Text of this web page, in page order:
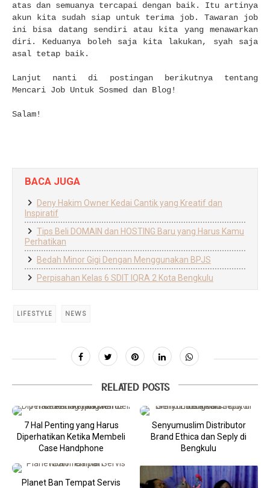
atas dan semuanya tercapai dengan baik. Itu artinya
akun kita sudah siap untuk terima job. Tawaran job
ini bisa datang sendiri atau kita yang menawarkan
diri. Keduanya boleh saja kita lakukan, syah saja
asal tetap baik.
Lanjut nanti di postingan berikutnya tentang
Mencari Job Untuk Sosmed dan Blog!
Salam!
BACA JUGA
Deny Hakim Owner Kedai Cantik yang Kreatif dan
Inspiratif
Tips Beli DOMAIN dan HOSTING Baru yang Harus Kamu
Perhatikan
Bedah Minor Gigi Dengan Menggunakan BPJS
Perpisahan Kelas 6 SDIT IQRA 2 Kota Bengkulu
LIFESTYLE NEWS
RELATED POSTS
7 Hal Penting yang Harus
Diperhatikan Ketika Membeli
Case Handphone
Senyumuslim Distributor
Brand Ethica dan Seply di
Bengkulu
Planet Ban Tempat Servis